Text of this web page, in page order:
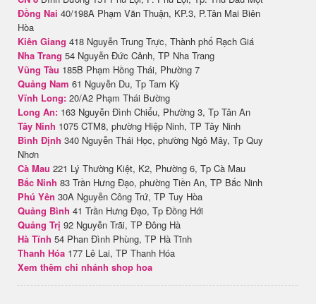
Đồng Nai 40/198A Phạm Văn Thuận, KP.3, P.Tân Mai Biên
Hòa
Kiên Giang 418 Nguyễn Trung Trực, Thành phố Rạch Giá
Nha Trang 54 Nguyễn Đức Cảnh, TP Nha Trang
Vũng Tàu 185B Phạm Hồng Thái, Phường 7
Quảng Nam 61 Nguyễn Du, Tp Tam Kỳ
Vĩnh Long: 20/A2 Phạm Thái Bường
Long An: 163 Nguyễn Đình Chiểu, Phường 3, Tp Tân An
Tây Ninh 1075 CTM8, phường Hiệp Ninh, TP Tây Ninh
Bình Định 340 Nguyễn Thái Học, phường Ngô Mây, Tp Quy
Nhơn
Cà Mau 221 Lý Thường Kiệt, K2, Phường 6, Tp Cà Mau
Bắc Ninh 83 Trần Hưng Đạo, phường Tiền An, TP Bắc Ninh
Phú Yên 30A Nguyễn Công Trứ, TP Tuy Hòa
Quảng Bình 41 Trần Hưng Đạo, Tp Đồng Hới
Quảng Trị 92 Nguyễn Trãi, TP Đông Hà
Hà Tĩnh 54 Phan Đình Phùng, TP Hà Tĩnh
Thanh Hóa 177 Lê Lai, TP Thanh Hóa
Xem thêm chi nhánh shop hoa